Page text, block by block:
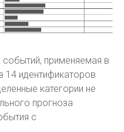
применяемая в
14 идентификаторов
категории не
прогноза
с